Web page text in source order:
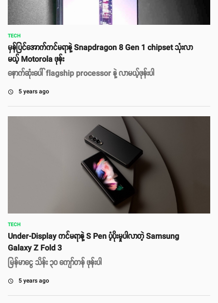
TECH
မှန်ပြင်အောက်ကင်မရာနဲ့ Snapdragon 8 Gen 1 chipset သုံးလာ
မယ့် Motorola ဖုန်း
နောက်ဆုံးပေါ် flagship processor နဲ့ လာမယ့်ဖုန်းပါ
access_time 5 years ago
TECH
Under-Display ကင်မရာနဲ့ S Pen ပံ့ပိုးမှုပါလာတဲ့ Samsung
Galaxy Z Fold 3
မြန်မာငွေ သိန်း ၃၀ ကျော်တန် ဖုန်းပါ
access_time 5 years ago